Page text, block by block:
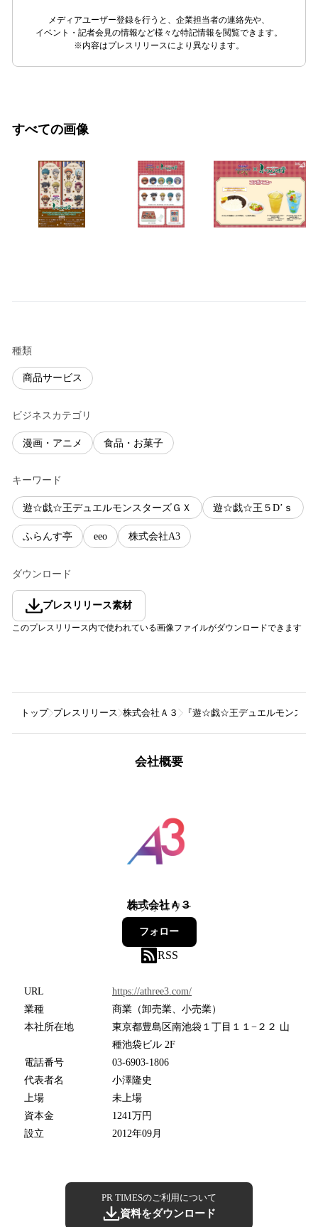
メディアユーザー登録を行うと、企業担当者の連絡先や、
イベント・記者会見の情報など様々な特記情報を閲覧できます。
※内容はプレスリリースにより異なります。
すべての画像
種類
商品サービス
ビジネスカテゴリ
漫画・アニメ 食品・お菓子
キーワード
遊☆戯☆王デュエルモンスターズＧＸ 遊☆戯☆王５D’ｓ
ふらんす亭 eeo 株式会社A3
ダウンロード
プレスリリース素材
このプレスリリース内で使われている画像ファイルがダウンロードできます
トップ プレスリリース 株式会社Ａ３ 『遊☆戯☆王デュエルモンスタ
会社概要
株式会社Ａ３
40フォロワー
フォロー
RSS
URL
https://athree3.com/
業種
商業（卸売業、小売業）
本社所在地
東京都豊島区南池袋１丁目１１−２２ 山
種池袋ビル 2F
電話番号
03-6903-1806
代表者名
小澤隆史
上場
未上場
資本金
1241万円
設立
2012年09月
PR TIMESのご利用について
資料をダウンロード